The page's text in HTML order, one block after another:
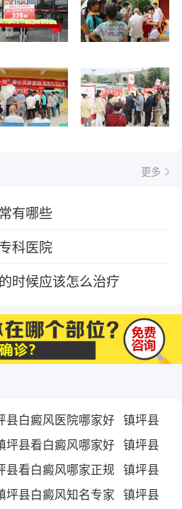
更多
有哪些
科医院
时候应该怎么治疗
县白癜风医院哪家好 镇坪县
坪县看白癜风哪家好 镇坪县
县看白癜风哪家正规 镇坪县
坪县白癜风知名专家 镇坪县